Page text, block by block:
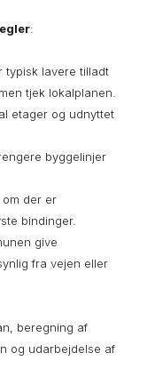
:
typisk lavere tilladt
tjek lokalplanen.
etager og udnyttet
byggelinjer
om der er
bindinger.
give
fra vejen eller
beregning af
og udarbejdelse af